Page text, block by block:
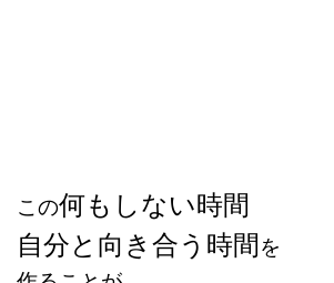
この何もしない時間
自分と向き合う時間を